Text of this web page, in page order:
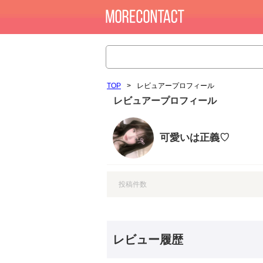
TOP > レビュアープロフィール
レビュアープロフィール
可愛いは正義♡
投稿件数
レビュー履歴